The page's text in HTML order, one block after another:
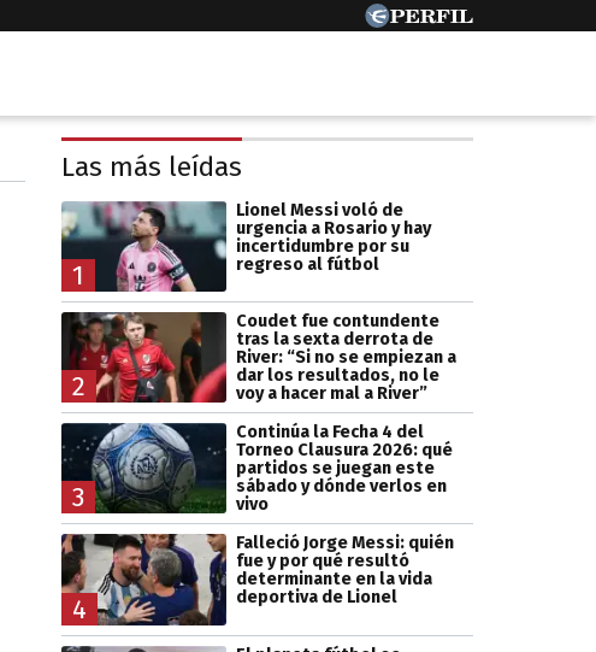
Las más leídas
1
Lionel Messi voló de
urgencia a Rosario y hay
incertidumbre por su
regreso al fútbol
2
Coudet fue contundente
tras la sexta derrota de
River: “Si no se empiezan a
dar los resultados, no le
voy a hacer mal a River”
3
Continúa la Fecha 4 del
Torneo Clausura 2026: qué
partidos se juegan este
sábado y dónde verlos en
vivo
4
Falleció Jorge Messi: quién
fue y por qué resultó
determinante en la vida
deportiva de Lionel